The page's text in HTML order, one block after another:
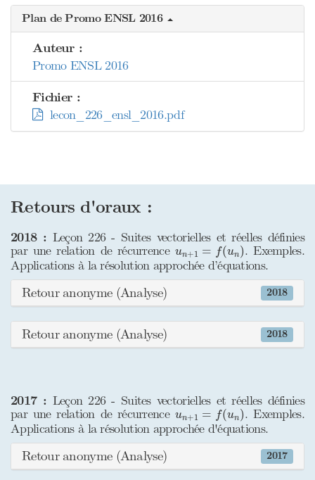
Plan de Promo ENSL 2016
Auteur :
Promo ENSL 2016
Fichier :
lecon_226_ensl_2016.pdf
Retours d'oraux :
2018 : Leçon 226 - Suites vectorielles et réelles définies
par une relation de récurrence un+1 = f(un)
un+1= f(un ) . Exemples.
Applications à la résolution approchée d’équations.
2018
Retour anonyme (Analyse)
2018
Retour anonyme (Analyse)
2017 : Leçon 226 - Suites vectorielles et réelles définies
par une relation de récurrence un+1 = f(un)
un+1= f(un ) . Exemples.
Applications à la résolution approchée d'équations.
2017
Retour anonyme (Analyse)